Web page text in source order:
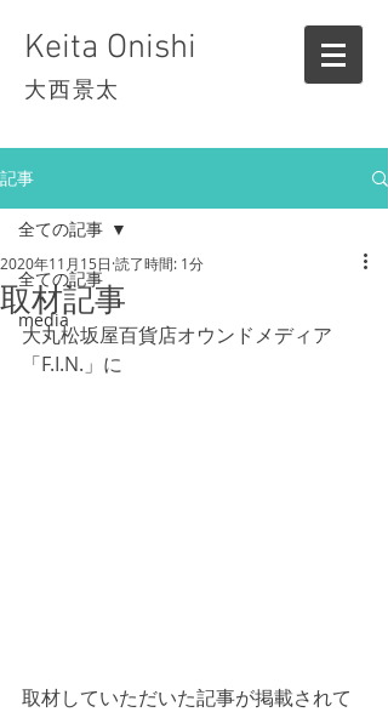
Keita Onishi
大西景太
記事
全ての記事
media
全ての記事
取材記事
2020年11月15日 読了時間: 1分
大丸松坂屋百貨店オウンドメディア
「F.I.N.」に
取材していただいた記事が掲載されて